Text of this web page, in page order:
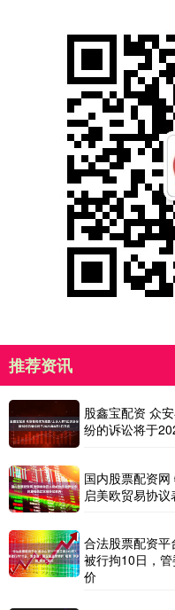
推荐资讯
股鑫宝配资 众
纷的诉讼将于
国内股票配资
启美欧贸易协议
合法股票配资
被行拘10日，
价